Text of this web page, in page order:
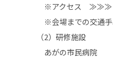
※アクセス
※会場までの交通手
（2）研修施設
あがの市民病院